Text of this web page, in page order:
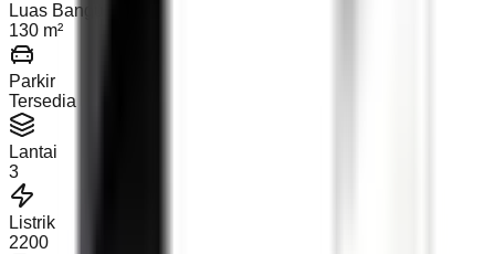
Luas Bangunan
130 m²
Parkir
Tersedia
Lantai
3
Listrik
2200